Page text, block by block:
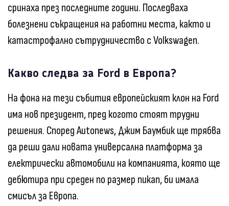
сринаха през последните години. Последваха
болезнени съкращения на работни места, както и
катастрофално сътрудничество с Volkswagen.
Какво следва за Ford в Европа?
На фона на тези събития европейският клон на Ford
има нов президент, пред когото стоят трудни
решения. Според Autonews, Джим Баумбик ще трябва
да реши дали новата универсална платформа за
електрически автомобили на компанията, която ще
дебютира при среден по размер пикап, би имала
смисъл за Европа.